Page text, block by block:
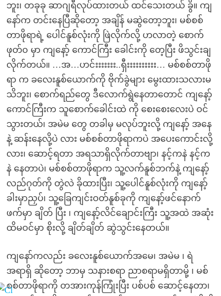
ဘူး၊ တခုခု ဆာဂျရီလုပ်ထားတယ် ထင်သေးတယ် ခွိ။ ကျ
နော်က တင်းနေပြီဆိုတော့ အချိန် မဆွဲတော့ဘူး၊ မစ်စစ်
တာဖိုရာရဲ့ ပေါင်နူစ်လုံးကို ဖြဲလိုက်လို့ ဟလာတဲ့ စောက်
ဖုတ်၀ မှာ ကျနော့် ကောင်ကြီး ခေါင်းကို တေ့ပြီး ဖိသွင်းချ
လိုက်တယ်။ …အ…ဟင်းးးးးးး..ရှီးးးးးးးးးး… မစ်စစ်တာဖို
ရာ က ခလေးနူစ်ယောက်ကို ဗိုက်ခွဲများ မွေးထားသလားမ
သိဘူး၊ စောက်ရည်တွေ ဒီလောက်ရွဲနေတာတောင် ကျနော့်
ကောင်ကြီးက သူစောက်ခေါင်းထဲ ကို စေးစေးလေးပဲ ဝင်
သွားတယ်၊ အမဲမ တွေ တခါမှ မလုပ်ဘူးလို့ ကျနော့် အနေ
နဲ့ ဆန်းနေလို့ပဲ လား မစ်စစ်တာဖိုရာကပဲ အပေးကောင်းလို့
လား၊ ဆောင့်ရတာ အရသာရှိလိုက်တာဗျာ၊ နင့်ကနဲ နင့်က
နဲ နေတာပဲ၊ မစ်စစ်တာဖိုရာက သူ့လက်နူစ်ဘက်နဲ့ ကျနော့်
လည်ဂုတ်ကို တွဲလဲ ခိုထားပြီး၊ သူ့ပေါင်နူစ်လုံးကို ကျနော့်
ခါးမှာညှပ်၊ သူ့ခြေကျင်းဝတ်နူစ်ခုကို ကျနော့်ဖင်နောက်
ဖက်မှာ ချိတ် ပြီး ၊ ကျနော့်လိင်ချောင်းကြီး သူ့အထဲ အဆုံး
ထိမဝင်မှာ စိုးလို့ ချိတ်ချိတ် ဆွဲသွင်းနေတယ်။
ကျနော်ကလည်း ခလေးနူစ်ယောက်အမေ၊ အမဲမ ၊ ရဲ
အရာရှိ ဆိုတော့ ဘာမှ သနားစရာ ညာစရာမရှိတာမို့ ၊ မစ်
စစ်တာဖိုရာကို တအားကုန်ကြုံးပြီး ပစ်ပစ် ဆောင့်နေတာ၊